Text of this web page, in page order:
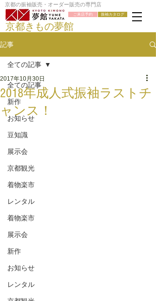
ご来店予約
京都の振袖販売・オーダー販売の専門店
京都きもの夢館
振袖カタログ
記事
全ての記事
新作
お知らせ
豆知識
展示会
京都観光
着物楽市
レンタル
着物楽市
展示会
新作
お知らせ
レンタル
全ての記事
2018年成人式振袖ラストチ
ャンス！
2017年10月30日